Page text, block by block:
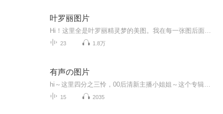
叶罗丽图片
23 1.8万
有声の图片
15 2035